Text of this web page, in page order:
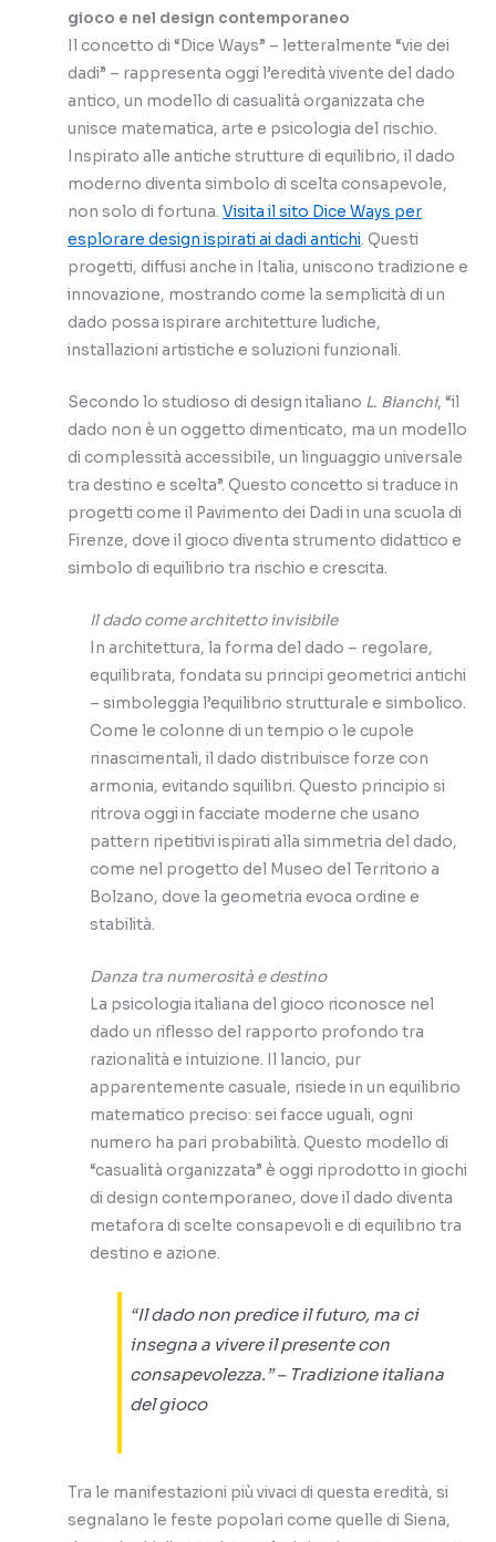
gioco e nel design contemporaneo
Il concetto di “Dice Ways” – letteralmente “vie dei
dadi” – rappresenta oggi l’eredità vivente del dado
antico, un modello di casualità organizzata che
unisce matematica, arte e psicologia del rischio.
Inspirato alle antiche strutture di equilibrio, il dado
moderno diventa simbolo di scelta consapevole,
non solo di fortuna.Visita il sito Dice Ways per
esplorare design ispirati ai dadi antichi. Questi
progetti, diffusi anche in Italia, uniscono tradizione e
innovazione, mostrando come la semplicità di un
dado possa ispirare architetture ludiche,
installazioni artistiche e soluzioni funzionali.
Secondo lo studioso di design italiano L. Bianchi, “il
dado non è un oggetto dimenticato, ma un modello
di complessità accessibile, un linguaggio universale
tra destino e scelta”. Questo concetto si traduce in
progetti come il Pavimento dei Dadi in una scuola di
Firenze, dove il gioco diventa strumento didattico e
simbolo di equilibrio tra rischio e crescita.
Il dado come architetto invisibile
In architettura, la forma del dado – regolare,
equilibrata, fondata su principi geometrici antichi
– simboleggia l’equilibrio strutturale e simbolico.
Come le colonne di un tempio o le cupole
rinascimentali, il dado distribuisce forze con
armonia, evitando squilibri. Questo principio si
ritrova oggi in facciate moderne che usano
pattern ripetitivi ispirati alla simmetria del dado,
come nel progetto del Museo del Territorio a
Bolzano, dove la geometria evoca ordine e
stabilità.
Danza tra numerosità e destino
La psicologia italiana del gioco riconosce nel
dado un riflesso del rapporto profondo tra
razionalità e intuizione. Il lancio, pur
apparentemente casuale, risiede in un equilibrio
matematico preciso: sei facce uguali, ogni
numero ha pari probabilità. Questo modello di
“casualità organizzata” è oggi riprodotto in giochi
di design contemporaneo, dove il dado diventa
metafora di scelte consapevoli e di equilibrio tra
destino e azione.
“Il dado non predice il futuro, ma ci
insegna a vivere il presente con
consapevolezza.” – Tradizione italiana
del gioco
Tra le manifestazioni più vivaci di questa eredità, si
segnalano le feste popolari come quelle di Siena,